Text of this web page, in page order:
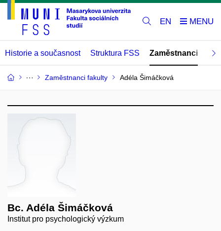
EN
Historie a současnost Struktura FSS Zaměstnanci
Zaměstnanci fakulty Adéla Šimáčková
Bc. Adéla Šimáčková
Institut pro psychologický výzkum